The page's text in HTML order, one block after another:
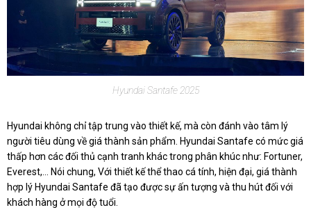
Hyundai Santafe 2025
Hyundai không chỉ tập trung vào thiết kế, mà còn đánh vào tâm lý
người tiêu dùng về giá thành sản phẩm. Hyundai Santafe có mức giá
thấp hơn các đối thủ cạnh tranh khác trong phân khúc như: Fortuner,
Everest,... Nói chung, Với thiết kế thể thao cá tính, hiện đại, giá thành
hợp lý Hyundai Santafe đã tạo được sự ấn tượng và thu hút đối với
khách hàng ở mọi độ tuổi.